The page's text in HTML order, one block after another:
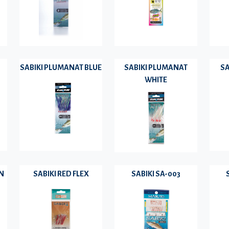
SABIKI PLUMANAT BLUE
SABIKI PLUMANAT
WHITE
SABIKI RED FLEX SABIKI SA-003